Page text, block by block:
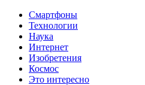
Смартфоны
Технологии
Наука
Интернет
Изобретения
Космос
Это интересно